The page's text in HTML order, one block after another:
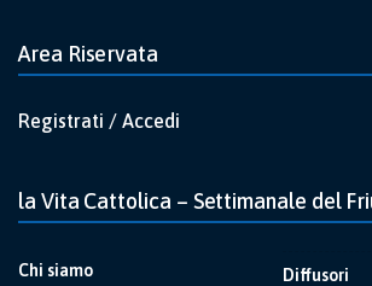
Area Riservata
Registrati / Accedi
la Vita Cattolica – Settimanale del
Chi siamo Diffusori